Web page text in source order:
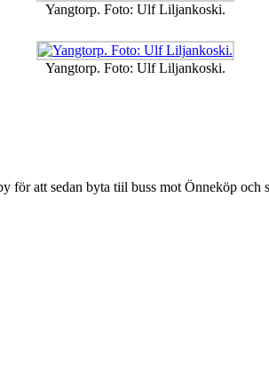
Yangtorp. Foto: Ulf Liljankoski.
Yangtorp. Foto: Ulf Liljankoski.
att sedan byta tiil buss mot Önneköp och